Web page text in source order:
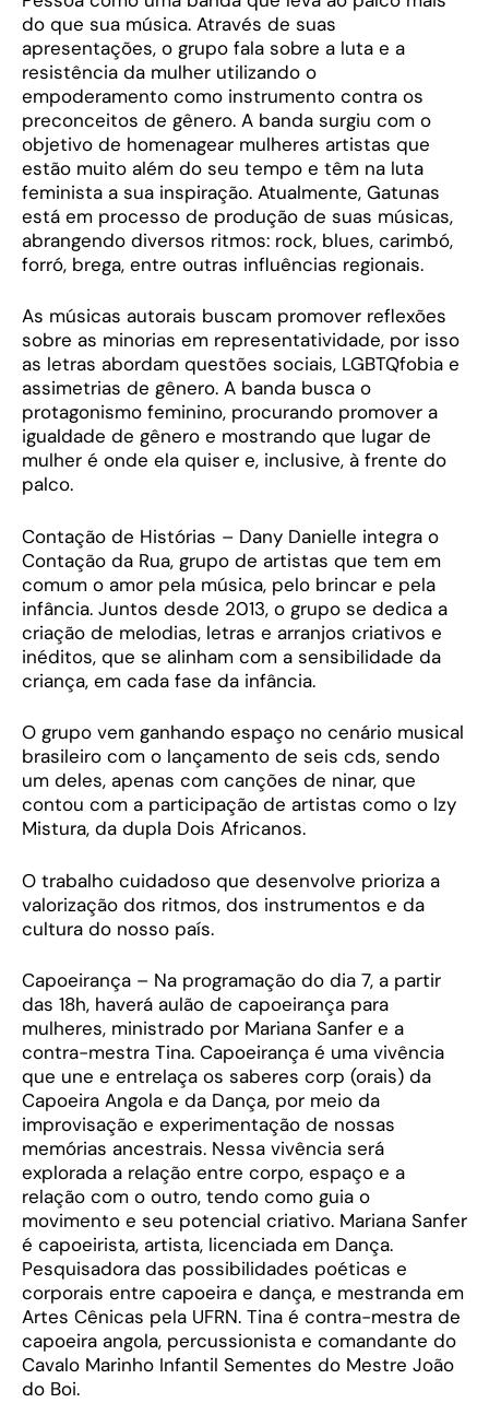
do que sua música. Através de suas
apresentações, o grupo fala sobre a luta e a
resistência da mulher utilizando o
empoderamento como instrumento contra os
preconceitos de gênero. A banda surgiu com o
objetivo de homenagear mulheres artistas que
estão muito além do seu tempo e têm na luta
feminista a sua inspiração. Atualmente, Gatunas
está em processo de produção de suas músicas,
abrangendo diversos ritmos: rock, blues, carimbó,
forró, brega, entre outras influências regionais.
As músicas autorais buscam promover reflexões
sobre as minorias em representatividade, por isso
as letras abordam questões sociais, LGBTQfobia e
assimetrias de gênero. A banda busca o
protagonismo feminino, procurando promover a
igualdade de gênero e mostrando que lugar de
mulher é onde ela quiser e, inclusive, à frente do
palco.
Contação de Histórias – Dany Danielle integra o
Contação da Rua, grupo de artistas que tem em
comum o amor pela música, pelo brincar e pela
infância. Juntos desde 2013, o grupo se dedica a
criação de melodias, letras e arranjos criativos e
inéditos, que se alinham com a sensibilidade da
criança, em cada fase da infância.
O grupo vem ganhando espaço no cenário musical
brasileiro com o lançamento de seis cds, sendo
um deles, apenas com canções de ninar, que
contou com a participação de artistas como o Izy
Mistura, da dupla Dois Africanos.
O trabalho cuidadoso que desenvolve prioriza a
valorização dos ritmos, dos instrumentos e da
cultura do nosso país.
Capoeirança – Na programação do dia 7, a partir
das 18h, haverá aulão de capoeirança para
mulheres, ministrado por Mariana Sanfer e a
contra-mestra Tina. Capoeirança é uma vivência
que une e entrelaça os saberes corp (orais) da
Capoeira Angola e da Dança, por meio da
improvisação e experimentação de nossas
memórias ancestrais. Nessa vivência será
explorada a relação entre corpo, espaço e a
relação com o outro, tendo como guia o
movimento e seu potencial criativo. Mariana Sanfer
é capoeirista, artista, licenciada em Dança.
Pesquisadora das possibilidades poéticas e
corporais entre capoeira e dança, e mestranda em
Artes Cênicas pela UFRN. Tina é contra-mestra de
capoeira angola, percussionista e comandante do
Cavalo Marinho Infantil Sementes do Mestre João
do Boi.